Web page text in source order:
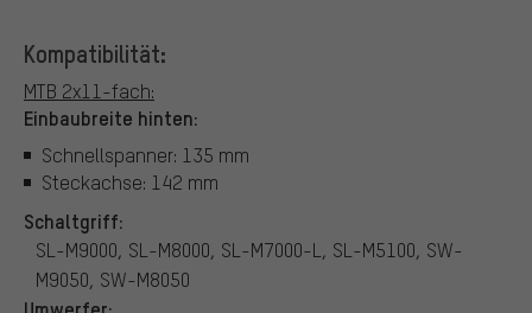
Kompatibilität:
MTB 2x11-fach:
Einbaubreite hinten:
Schnellspanner: 135 mm
Steckachse: 142 mm
Schaltgriff:
SL-M9000, SL-M8000, SL-M7000-L, SL-M5100, SW-
M9050, SW-M8050
Umwerfer: